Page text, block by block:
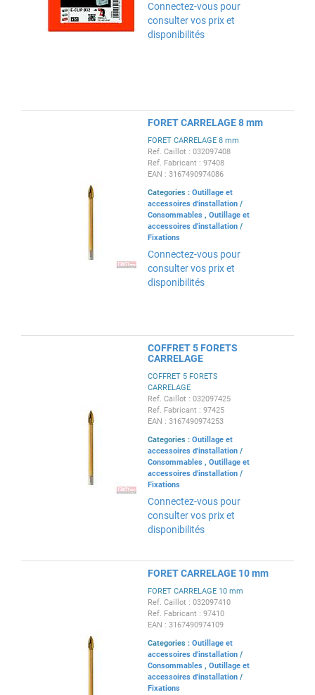
Connectez-vous pour
consulter vos prix et
disponibilités
FORET CARRELAGE 8 mm
FORET CARRELAGE 8 mm
Ref. Caillot : 032097408
Ref. Fabricant : 97408
EAN : 3167490974086
Categories : Outillage et
accessoires d'installation /
Consommables , Outillage et
accessoires d'installation /
Fixations
Connectez-vous pour
consulter vos prix et
disponibilités
COFFRET 5 FORETS
CARRELAGE
COFFRET 5 FORETS
CARRELAGE
Ref. Caillot : 032097425
Ref. Fabricant : 97425
EAN : 3167490974253
Categories : Outillage et
accessoires d'installation /
Consommables , Outillage et
accessoires d'installation /
Fixations
Connectez-vous pour
consulter vos prix et
disponibilités
FORET CARRELAGE 10 mm
FORET CARRELAGE 10 mm
Ref. Caillot : 032097410
Ref. Fabricant : 97410
EAN : 3167490974109
Categories : Outillage et
accessoires d'installation /
Consommables , Outillage et
accessoires d'installation /
Fixations